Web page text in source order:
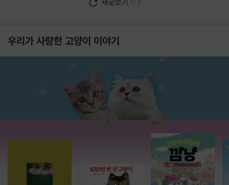
새로보기 1/3
우리가 사랑한 고양이 이야기